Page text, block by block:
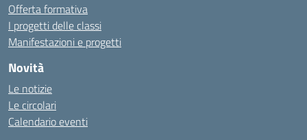
Offerta formativa
I progetti delle classi
Manifestazioni e progetti
Novità
Le notizie
Le circolari
Calendario eventi